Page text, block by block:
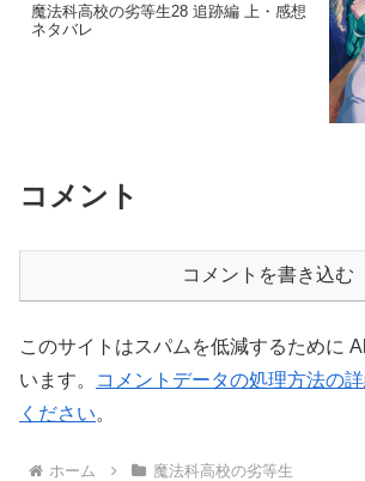
魔法科高校の劣等生28 追跡編 上・感想
ネタバレ
コメント
コメントを書き込む
このサイトはスパムを低減するために
います。
コメントデータの処理方法の
ください。
ホーム 魔法科高校の劣等生